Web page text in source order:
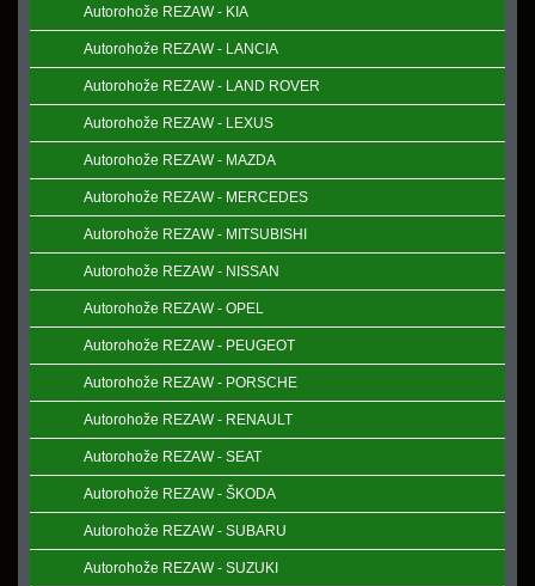
Autorohože REZAW - KIA
Autorohože REZAW - LANCIA
Autorohože REZAW - LAND ROVER
Autorohože REZAW - LEXUS
Autorohože REZAW - MAZDA
Autorohože REZAW - MERCEDES
Autorohože REZAW - MITSUBISHI
Autorohože REZAW - NISSAN
Autorohože REZAW - OPEL
Autorohože REZAW - PEUGEOT
Autorohože REZAW - PORSCHE
Autorohože REZAW - RENAULT
Autorohože REZAW - SEAT
Autorohože REZAW - ŠKODA
Autorohože REZAW - SUBARU
Autorohože REZAW - SUZUKI